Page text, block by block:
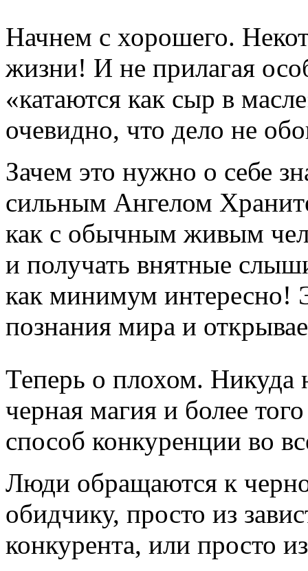
Начнем с хорошего.
жизни! И не прилагая
«катаются как сыр в
очевидно, что дело не
Зачем это нужно о себе
сильным Ангелом
как с обычным живым
и получать внятные
как минимум интересно!
познания мира и
Теперь о плохом. Никуда
черная магия и более
способ конкуренции во
Люди обращаются к
обидчику, просто из
конкурента, или просто